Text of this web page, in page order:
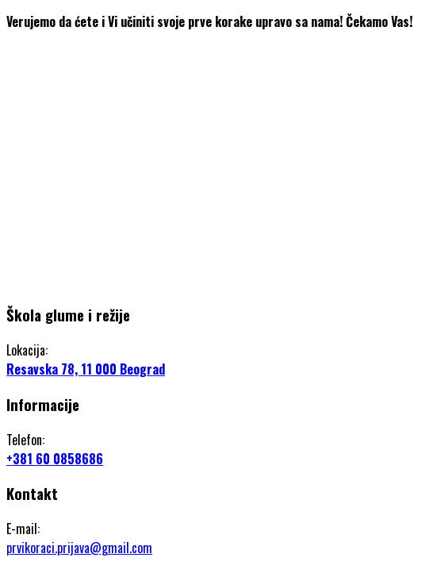
Verujemo da ćete i Vi učiniti svoje prve korake upravo sa nama! Čekamo Vas!
Škola glume i režije
Lokacija:
Resavska 78, 11 000 Beograd
Informacije
Telefon:
+381 60 0858686
Kontakt
E-mail:
prvikoraci.prijava@gmail.com